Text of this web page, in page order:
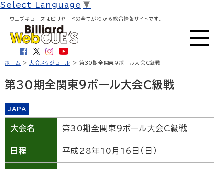
Select Language ▼
ウェブキューズはビリヤードの全てがわかる総合情報サイトです。
ホーム > 大会スケジュール > 第30期全関東９ボール大会C級戦
第30期全関東９ボール大会C級戦
JAPA
大会名 第30期全関東９ボール大会C級戦
日程 平成28年10月16日（日）